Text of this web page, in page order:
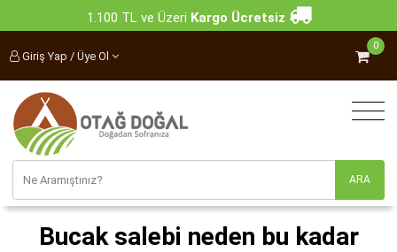
1.100 TL ve Üzeri Kargo Ücretsiz
Giriş Yap / Üye Ol
0
Bucak salebi neden bu kadar